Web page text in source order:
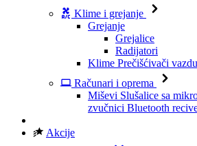
Klime i grejanje
Grejanje
Grejalice
Radijatori
Klime Prečišćivači
Računari i oprema
Miševi Slušalice sa
zvučnici Bluetooth
Akcije